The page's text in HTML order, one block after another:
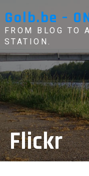
to
content
Golb.be –
FROM BLOG TO
STATION.
Flickr